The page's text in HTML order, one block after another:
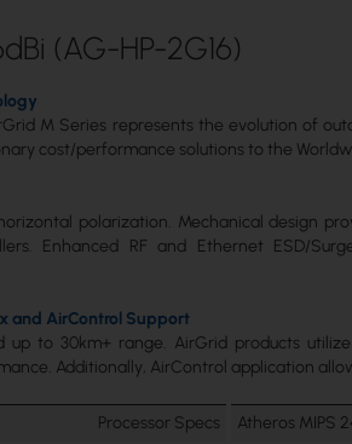
(AG-HP-2G16)
M Series represents the evolution of
cost/performance solutions to the
polarization. Mechanical design
Enhanced RF and Ethernet ESD/
and AirControl Support
up to 30km+ range. AirGrid products
Additionally, AirControl application
Processor Specs
Atheros MIPS